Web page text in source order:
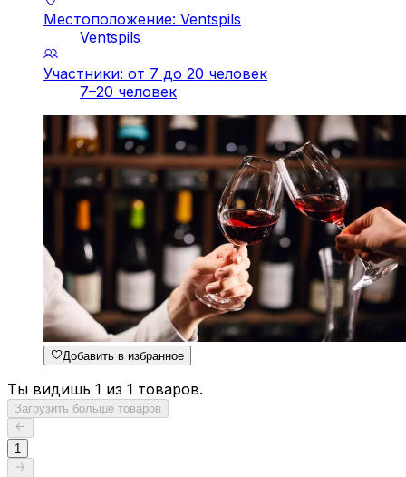
Местоположение: Ventspils
Ventspils
Участники: от 7 до 20 человек
7–20 человек
Добавить в избранное
Ты видишь 1 из 1 товаров.
Загрузить больше товаров
1